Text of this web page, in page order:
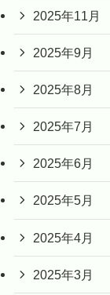
2025年11月
2025年9月
2025年8月
2025年7月
2025年6月
2025年5月
2025年4月
2025年3月